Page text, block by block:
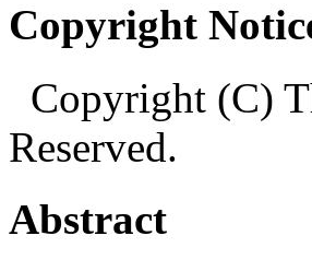
Copyright
Copyright (C)
Reserved.
Abstract